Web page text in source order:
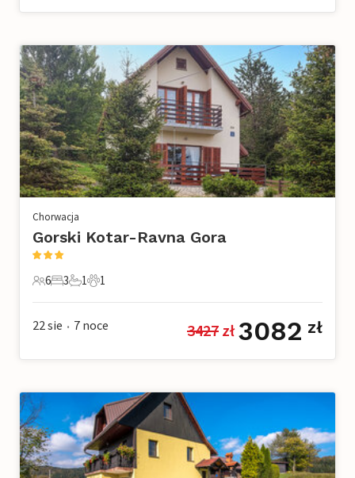
Chorwacja
Gorski Kotar-Ravna Gora
6 Goście
6
3 Sypialnie
3
1 Łazienka
1
1 Zwierzę domowe
1
22 sie • 7 noce 3427 zł 3082 zł